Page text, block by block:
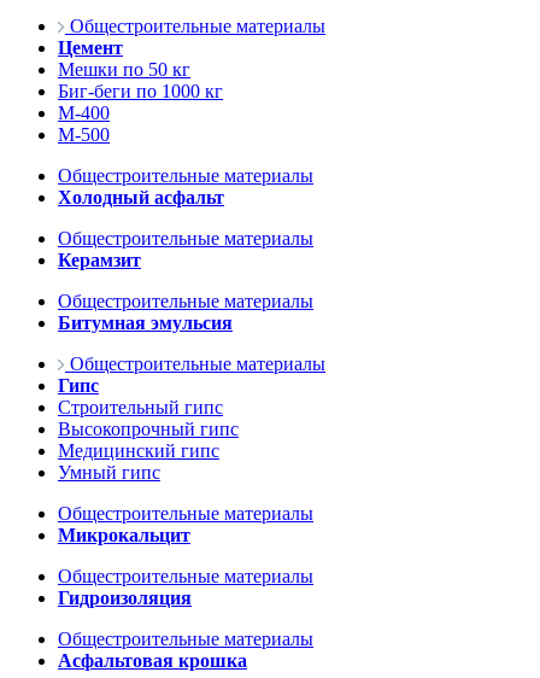
Общестроительные материалы
Цемент
Мешки по 50 кг
Биг-беги по 1000 кг
М-400
М-500
Общестроительные материалы
Холодный асфальт
Общестроительные материалы
Керамзит
Общестроительные материалы
Битумная эмульсия
Общестроительные материалы
Гипс
Строительный гипс
Высокопрочный гипс
Медицинский гипс
Умный гипс
Общестроительные материалы
Микрокальцит
Общестроительные материалы
Гидроизоляция
Общестроительные материалы
Асфальтовая крошка